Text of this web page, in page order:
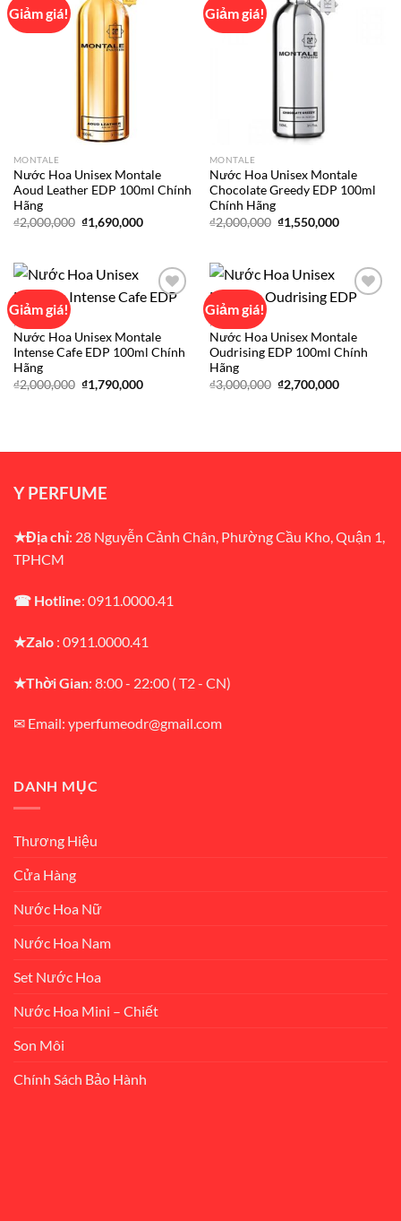
Giảm giá!
MONTALE
Nước Hoa Unisex Montale
Aoud Leather EDP 100ml Chính
Hãng
₫2,000,000 Giá
gốc
₫1,690,000Giá
₫1,690,000.
Giảm giá!
MONTALE
Nước Hoa Unisex Montale
Chocolate Greedy EDP 100ml
Chính Hãng
₫2,000,000 Giá
gốc
₫1,550,000Giá
Giảm giá!
Add to
wishlist
MONTALE
Nước Hoa Unisex Montale
Intense Cafe EDP 100ml Chính
Hãng
₫2,000,000 Giá
gốc
₫1,790,000Giá
Giảm giá!
Add to
wishlist
MONTALE
Nước Hoa Unisex Montale
Oudrising EDP 100ml Chính
Hãng
₫3,000,000 Giá
gốc
₫2,700,000Giá
Y PERFUME
★Địa chỉ: 28 Nguyễn Cảnh Chân, Phường Cầu Kho, Quận 1,
TPHCM
☎ Hotline: 0911.0000.41
★Zalo : 0911.0000.41
★Thời Gian: 8:00 - 22:00 ( T2 - CN)
✉ Email: yperfumeodr@gmail.com
DANH MỤC
Thương Hiệu
Cửa Hàng
Nước Hoa Nữ
Nước Hoa Nam
Set Nước Hoa
Nước Hoa Mini – Chiết
Son Môi
Chính Sách Bảo Hành